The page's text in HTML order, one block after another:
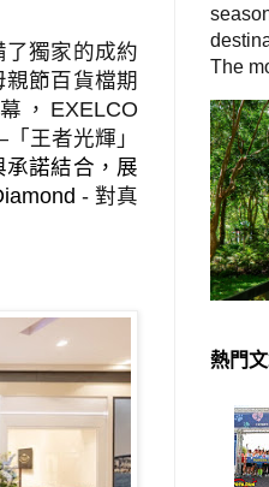
獨家的成約
節百貨檔期
， EXELCO
「王者光輝」
承諾結合，展
- 對真
The
熱門